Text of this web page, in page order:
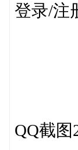
登录/注
QQ截图